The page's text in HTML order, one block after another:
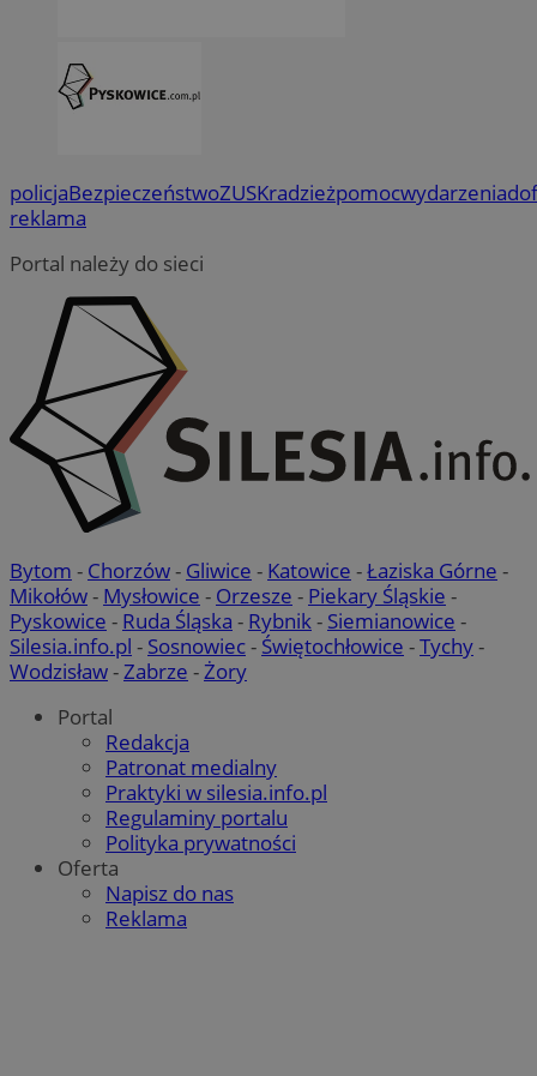
policjaBezpieczeństwoZUSKradzieżpomocwydarzenia
reklama
Portal należy do sieci
Bytom - Chorzów- Gliwice - Katowice -Łaziska Górne -
Mikołów- Mysłowice - Orzesze - Piekary Śląskie -
Pyskowice - Ruda Śląska - Rybnik- Siemianowice -
Silesia.info.pl - Sosnowiec- Świętochłowice -Tychy-
Wodzisław-Zabrze -Żory
Portal
Redakcja
Patronat medialny
Praktyki w silesia.info.pl
Regulaminy portalu
Polityka prywatności
Oferta
Napisz do nas
Reklama